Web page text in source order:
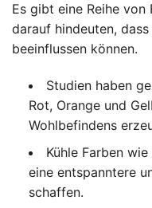
Es gibt eine Reihe von
darauf hindeuten,
beeinflussen können.
Studien haben
Rot, Orange und
Wohlbefindens
Kühle Farben
eine entspanntere
schaffen.